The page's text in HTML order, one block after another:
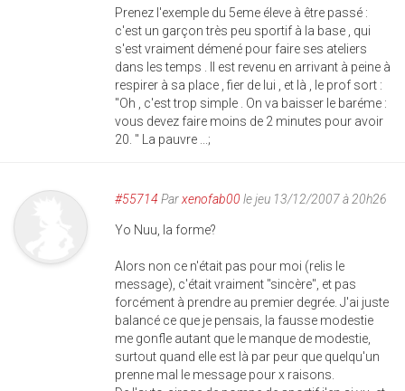
Prenez l'exemple du 5eme éleve à être passé :
c'est un garçon très peu sportif à la base , qui
s'est vraiment démené pour faire ses ateliers
dans les temps . Il est revenu en arrivant à peine à
respirer à sa place , fier de lui , et là , le prof sort :
"Oh , c'est trop simple . On va baisser le baréme :
vous devez faire moins de 2 minutes pour avoir
20. " La pauvre ...;
#55714 Parxenofab00 le jeu 13/12/2007 à 20h26
Yo Nuu, la forme?
Alors non ce n'était pas pour moi (relis le
message), c'était vraiment "sincère", et pas
forcément à prendre au premier degrée. J'ai juste
balancé ce que je pensais, la fausse modestie
me gonfle autant que le manque de modestie,
surtout quand elle est là par peur que quelqu'un
prenne mal le message pour x raisons.